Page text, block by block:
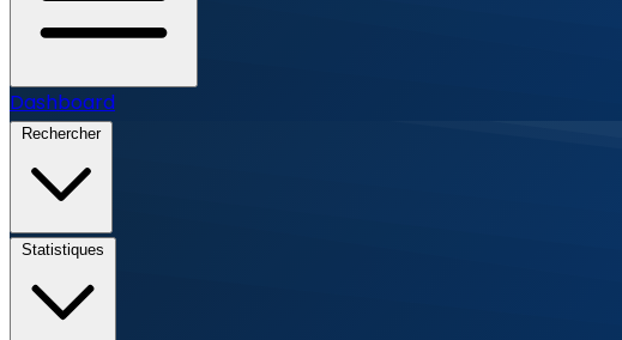
Dashboard
Rechercher
Statistiques